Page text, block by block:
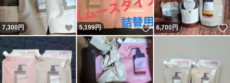
7,300円 いいね！
5,199円 いいね！
6,700円